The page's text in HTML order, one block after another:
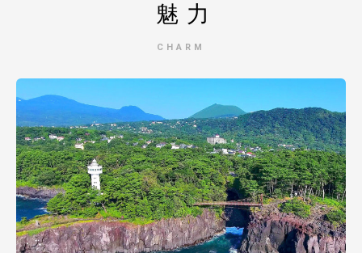
・返礼品の在庫状況により、返礼品ページ内表記のお届け
・返礼品毎にお届け時期が異なります。詳しくは各返礼品
ページ内に案内がございますのでそちらをご確認くださ
い。
・お届けをいたしました返礼品は確実にお受取りくださ
い。長期不在等寄附者様事由による返送、劣化においては
再送はいたしかねます。
・梱包は返礼品毎に個別に実施してお届けいたします（複
数の返礼品の同一梱包はいたしかねます）。
・離島にはクール便でのお届けが出来ませんのでご注意く
ださい。
魅力
CHARM